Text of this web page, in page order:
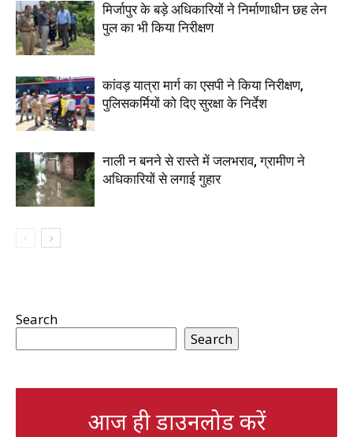
मिर्जापुर के बड़े अधिकारियों ने निर्माणाधीन छह लेन
पुल का भी किया निरीक्षण
कांवड़ यात्रा मार्ग का एसपी ने किया निरीक्षण,
पुलिसकर्मियों को दिए सुरक्षा के निर्देश
नाली न बनने से रास्ते में जलभराव, ग्रामीण ने
अधिकारियों से लगाई गुहार
Search
Search
आज ही डाउनलोड करें